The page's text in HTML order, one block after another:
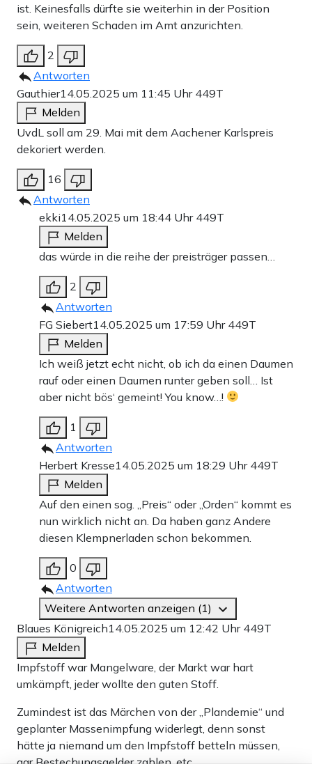
ist. Keinesfalls dürfte sie weiterhin in der Position
sein, weiteren Schaden im Amt anzurichten.
2
Antworten
Gauthier14.05.2025 um 11:45 Uhr 449T
Melden
UvdL soll am 29. Mai mit dem Aachener Karlspreis
dekoriert werden.
16
Antworten
ekki14.05.2025 um 18:44 Uhr 449T
Melden
das würde in die reihe der preisträger passen…
2
Antworten
FG Siebert14.05.2025 um 17:59 Uhr 449T
Melden
Ich weiß jetzt echt nicht, ob ich da einen Daumen
rauf oder einen Daumen runter geben soll… Ist
aber nicht bös‘ gemeint! You know…!
1
Antworten
Herbert Kresse14.05.2025 um 18:29 Uhr 449T
Melden
Auf den einen sog. „Preis“ oder „Orden“ kommt es
nun wirklich nicht an. Da haben ganz Andere
diesen Klempnerladen schon bekommen.
0
Antworten
Weitere Antworten anzeigen (1)
Blaues Königreich14.05.2025 um 12:42 Uhr 449T
Melden
Impfstoff war Mangelware, der Markt war hart
umkämpft, jeder wollte den guten Stoff.
Zumindest ist das Märchen von der „Plandemie“ und
geplanter Massenimpfung widerlegt, denn sonst
hätte ja niemand um den Impfstoff betteln müssen,